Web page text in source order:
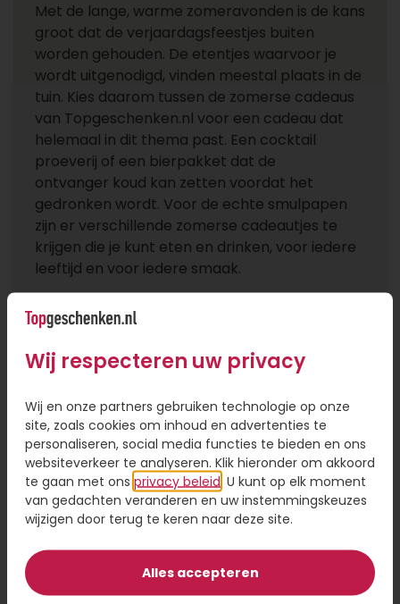
Met de lange, warme zomeravonden is de kans
groot dat de verjaardagsfeestjes buiten
worden gehouden. De etentjes waarvoor je
wordt uitgenodigd, vinden meestal plaats in de
tuin. Kies daarom tussen de zomerse cadeaus
van Topgeschenken.nl voor een cadeau dat
helemaal in dit thema past. Een cocktail
proeverij of een bierpakket dat de
ontvanger koud kan zetten voordat het
gedronken wordt. Voor de echte smulpapen
zijn er verschillende zomerse cadeautjes te
krijgen die je kunt eten en drinken, voor iedere
leeftijd en voor iedere smaak.
Trek erop uit met een
Topgeschenken.nl
Wil je iemand een goede zomervakantie
wensen? Niets is zo leuk om een cadeau voor
de zomer te geven. Denk aan een leuk Happy
Summer pakket met onmisbare dingen voor
een strandvakantie. Of kies voor het boek 1000
Dingen Doen in Nederland. Dit boek staat vol
met originele uitjes om de zomer mee door te
komen. Maar ook voor de thuisblijvers is er
genoeg te vinden bij Topgeschenken.nl. Wat
dacht je van een Zomervakantie spelpakket?
Wij respecteren uw privacy
Wij en onze partners gebruiken technologie op onze
site, zoals cookies om inhoud en advertenties te
personaliseren, social media functies te bieden en ons
websiteverkeer te analyseren. Klik hieronder om akkoord
te gaan met ons privacy beleid . U kunt op elk moment
van gedachten veranderen en uw instemmingskeuzes
wijzigen door terug te keren naar deze site.
Alles accepteren